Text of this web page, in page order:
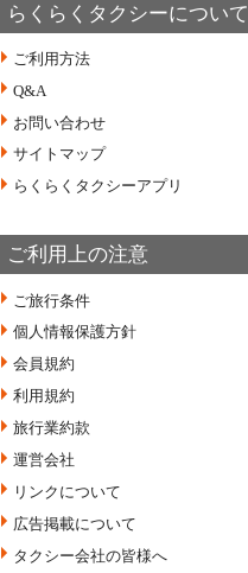
らくらくタクシーについて
ご利用方法
Q&A
お問い合わせ
サイトマップ
らくらくタクシーアプリ
ご利用上の注意
ご旅行条件
個人情報保護方針
会員規約
利用規約
旅行業約款
運営会社
リンクについて
広告掲載について
タクシー会社の皆様へ